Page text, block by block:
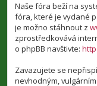
Naše fóra beží na
fóra, které je vydané
je možno stáhnout z
zprostředkovává
o phpBB navštivte:
Zavazujete se
nevhodným,